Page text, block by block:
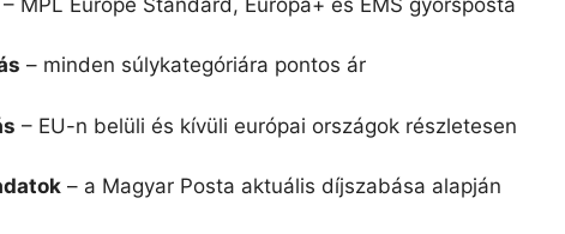
– minden súlykategóriára pontos ár
– EU-n belüli és kívüli európai országok részletesen
– a Magyar Posta aktuális díjszabása alapján